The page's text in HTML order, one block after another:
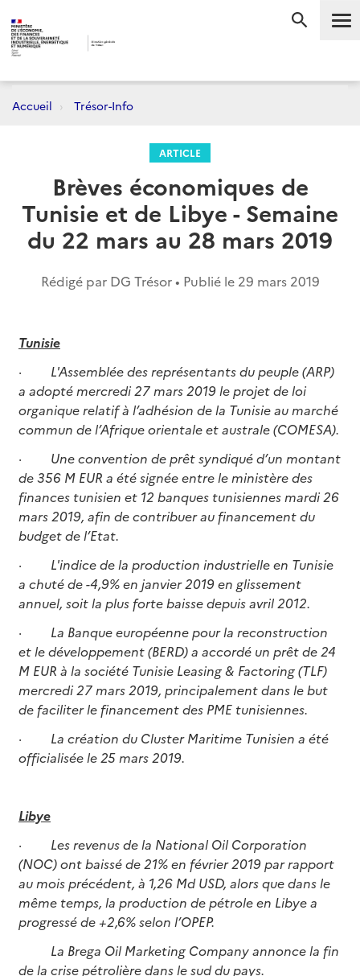
Accueil Trésor-Info
ARTICLE
Brèves économiques de
Tunisie et de Libye - Semaine
du 22 mars au 28 mars 2019
Rédigé par DG Trésor • Publié le 29 mars 2019
Tunisie
· L'Assemblée des représentants du peuple (ARP)
a adopté mercredi 27 mars 2019 le projet de loi
organique relatif à l’adhésion de la Tunisie au marché
commun de l’Afrique orientale et australe (COMESA).
· Une convention de prêt syndiqué d’un montant
de 356 M EUR a été signée entre le ministère des
finances tunisien et 12 banques tunisiennes mardi 26
mars 2019, afin de contribuer au financement du
budget de l’Etat.
· L'indice de la production industrielle en Tunisie
a chuté de -4,9% en janvier 2019 en glissement
annuel, soit la plus forte baisse depuis avril 2012.
· La Banque européenne pour la reconstruction
et le développement (BERD) a accordé un prêt de 24
M EUR à la société Tunisie Leasing & Factoring (TLF)
mercredi 27 mars 2019, principalement dans le but
de faciliter le financement des PME tunisiennes.
· La création du Cluster Maritime Tunisien a été
officialisée le 25 mars 2019.
Libye
· Les revenus de la National Oil Corporation
(NOC) ont baissé de 21% en février 2019 par rapport
au mois précédent, à 1,26 Md USD, alors que dans le
même temps, la production de pétrole en Libye a
progressé de +2,6% selon l’OPEP.
La Brega Oil Marketing Company annonce la fin
de la crise pétrolière dans le sud du pays.